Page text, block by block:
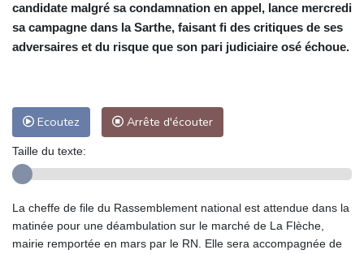
candidate malgré sa condamnation en appel, lance mercredi
sa campagne dans la Sarthe, faisant fi des critiques de ses
adversaires et du risque que son pari judiciaire osé échoue.
Ecoutez Arrête d'écouter
Taille du texte:
La cheffe de file du Rassemblement national est attendue dans la
matinée pour une déambulation sur le marché de La Flèche,
mairie remportée en mars par le RN. Elle sera accompagnée de